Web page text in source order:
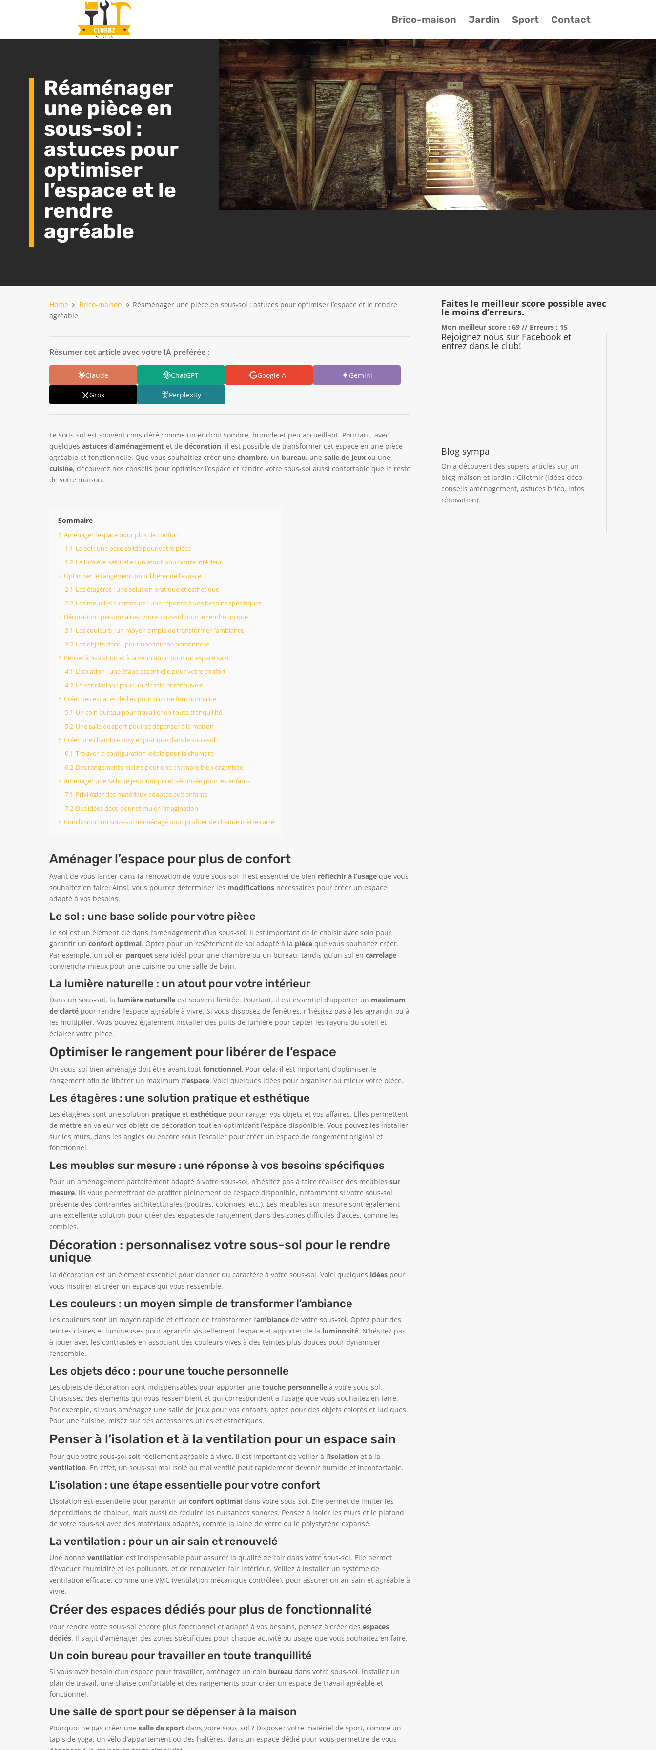
Brico-maison Jardin Sport Contact
Réaménager
une pièce en
sous-sol :
astuces pour
optimiser
l’espace et le
rendre
agréable
Home 9 Brico-maison 9 Réaménager une pièce en sous-sol : astuces pour optimiser l’espace et le rendre
agréable
Résumer cet article avec votre IA préférée :
Claude ChatGPT Google AI Gemini
Grok Perplexity
Le sous-sol est souvent considéré comme un endroit sombre, humide et peu accueillant. Pourtant, avec
quelques astuces d’aménagementet de décoration, il est possible de transformer cet espace en une pièce
agréable et fonctionnelle. Que vous souhaitiez créer une chambre, un bureau, une salle de jeuxou une
cuisine, découvrez nos conseils pour optimiser l’espace et rendre votre sous-sol aussi confortable que le reste
de votre maison.
Sommaire
1 Aménager l’espace pour plus de confort
1.1 Le sol : une base solide pour votre pièce
1.2 La lumière naturelle : un atout pour votre intérieur
2 Optimiser le rangement pour libérer de l’espace
2.1 Les étagères : une solution pratique et esthétique
2.2 Les meubles sur mesure : une réponse à vos besoins spécifiques
3 Décoration : personnalisez votre sous-sol pour le rendre unique
3.1 Les couleurs : un moyen simple de transformer l’ambiance
3.2 Les objets déco : pour une touche personnelle
4 Penser à l’isolation et à la ventilation pour un espace sain
4.1 L’isolation : une étape essentielle pour votre confort
4.2 La ventilation : pour un air sain et renouvelé
5 Créer des espaces dédiés pour plus de fonctionnalité
5.1 Un coin bureau pour travailler en toute tranquillité
5.2 Une salle de sport pour se dépenser à la maison
6 Créer une chambre cosy et pratique dans le sous-sol
6.1 Trouver la configuration idéale pour la chambre
6.2 Des rangements malins pour une chambre bien organisée
7 Aménager une salle de jeux ludique et sécurisée pour les enfants
7.1 Privilégier des matériaux adaptés aux enfants
7.2 Des idées déco pour stimuler l’imagination
8 Conclusion : un sous-sol réaménagé pour profiter de chaque mètre carré
Aménager l’espace pour plus de confort
Avant de vous lancer dans la rénovation de votre sous-sol, il est essentiel de bien réfléchir à l’usageque vous
souhaitez en faire. Ainsi, vous pourrez déterminer les modificationsnécessaires pour créer un espace
adapté à vos besoins.
Le sol : une base solide pour votre pièce
Le sol est un élément clé dans l’aménagement d’un sous-sol. Il est important de le choisir avec soin pour
garantir un confort optimal. Optez pour un revêtement de sol adapté à la pièceque vous souhaitez créer.
Par exemple, un sol en parquetsera idéal pour une chambre ou un bureau, tandis qu’un sol en carrelage
conviendra mieux pour une cuisine ou une salle de bain.
La lumière naturelle : un atout pour votre intérieur
Dans un sous-sol, la lumière naturelleest souvent limitée. Pourtant, il est essentiel d’apporter un maximum
de clartépour rendre l’espace agréable à vivre. Si vous disposez de fenêtres, n’hésitez pas à les agrandir ou à
les multiplier. Vous pouvez également installer des puits de lumière pour capter les rayons du soleil et
éclairer votre pièce.
Optimiser le rangement pour libérer de l’espace
Un sous-sol bien aménagé doit être avant tout fonctionnel. Pour cela, il est important d’optimiser le
rangement afin de libérer un maximum d’espace. Voici quelques idées pour organiser au mieux votre pièce.
Les étagères : une solution pratique et esthétique
Les étagères sont une solution pratiqueet esthétiquepour ranger vos objets et vos affaires. Elles permettent
de mettre en valeur vos objets de décoration tout en optimisant l’espace disponible. Vous pouvez les installer
sur les murs, dans les angles ou encore sous l’escalier pour créer un espace de rangement original et
fonctionnel.
Les meubles sur mesure : une réponse à vos besoins spécifiques
Pour un aménagement parfaitement adapté à votre sous-sol, n’hésitez pas à faire réaliser des meubles sur
mesure. Ils vous permettront de profiter pleinement de l’espace disponible, notamment si votre sous-sol
présente des contraintes architecturales (poutres, colonnes, etc.). Les meubles sur mesure sont également
une excellente solution pour créer des espaces de rangement dans des zones difficiles d’accès, comme les
combles.
Décoration : personnalisez votre sous-sol pour le rendre
unique
La décoration est un élément essentiel pour donner du caractère à votre sous-sol. Voici quelques idéespour
vous inspirer et créer un espace qui vous ressemble.
Les couleurs : un moyen simple de transformer l’ambiance
Les couleurs sont un moyen rapide et efficace de transformer l’ambiancede votre sous-sol. Optez pour des
teintes claires et lumineuses pour agrandir visuellement l’espace et apporter de la luminosité. N’hésitez pas
à jouer avec les contrastes en associant des couleurs vives à des teintes plus douces pour dynamiser
l’ensemble.
Les objets déco : pour une touche personnelle
Les objets de décoration sont indispensables pour apporter une touche personnelleà votre sous-sol.
Choisissez des éléments qui vous ressemblent et qui correspondent à l’usage que vous souhaitez en faire.
Par exemple, si vous aménagez une salle de jeux pour vos enfants, optez pour des objets colorés et ludiques.
Pour une cuisine, misez sur des accessoires utiles et esthétiques.
Penser à l’isolation et à la ventilation pour un espace sain
Pour que votre sous-sol soit réellement agréable à vivre, il est important de veiller à l’isolation et à la
ventilation. En effet, un sous-sol mal isolé ou mal ventilé peut rapidement devenir humide et inconfortable.
L’isolation : une étape essentielle pour votre confort
L’isolation est essentielle pour garantir un confort optimaldans votre sous-sol. Elle permet de limiter les
déperditions de chaleur, mais aussi de réduire les nuisances sonores. Pensez à isoler les murs et le plafond
de votre sous-sol avec des matériaux adaptés, comme la laine de verre ou le polystyrène expansé.
La ventilation : pour un air sain et renouvelé
Une bonne ventilation est indispensable pour assurer la qualité de l’air dans votre sous-sol. Elle permet
d’évacuer l’humidité et les polluants, et de renouveler l’air intérieur. Veillez à installer un système de
ventilation efficace, comme une VMC (ventilation mécanique contrôlée), pour assurer un air sain et agréable à
vivre.
Créer des espaces dédiés pour plus de fonctionnalité
Pour rendre votre sous-sol encore plus fonctionnel et adapté à vos besoins, pensez à créer des espaces
dédiés. Il s’agit d’aménager des zones spécifiques pour chaque activité ou usage que vous souhaitez en faire.
Un coin bureau pour travailler en toute tranquillité
Si vous avez besoin d’un espace pour travailler, aménagez un coin bureau dans votre sous-sol. Installez un
plan de travail, une chaise confortable et des rangements pour créer un espace de travail agréable et
fonctionnel.
Une salle de sport pour se dépenser à la maison
Pourquoi ne pas créer une salle de sportdans votre sous-sol ? Disposez votre matériel de sport, comme un
tapis de yoga, un vélo d’appartement ou des haltères, dans un espace dédié pour vous permettre de vous
Faites le meilleur score possible avec
le moins d’erreurs.
Mon meilleur score : 69 // Erreurs : 15
Rejoignez nous sur Facebook et
entrez dans le club!
Blog sympa
On a découvert des supers articles sur un
blog maison et jardin : Giletmir (idées déco,
conseils aménagement, astuces brico, infos
rénovation).